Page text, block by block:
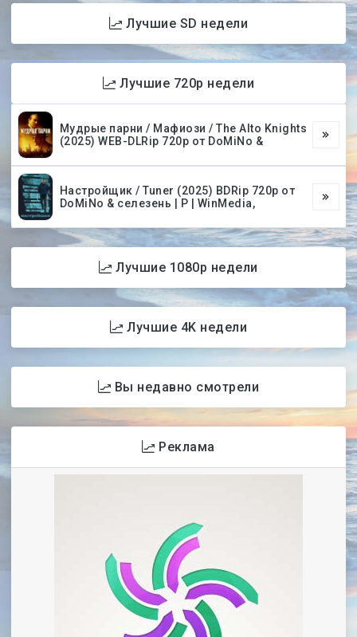
Лучшие SD недели
Лучшие 720p недели
Мудрые парни / Мафиози / The Alto Knights
(2025) WEB-DLRip 720p от DoMiNo &
Настройщик / Tuner (2025) BDRip 720p от
DoMiNo & селезень | P | WinMedia,
Лучшие 1080p недели
Лучшие 4K недели
Вы недавно смотрели
Реклама